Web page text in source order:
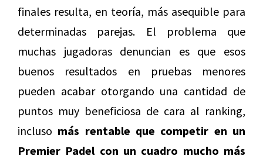
finales resulta, en teoría, más asequible para
determinadas parejas. El problema que
muchas jugadoras denuncian es que esos
buenos resultados en pruebas menores
pueden acabar otorgando una cantidad de
puntos muy beneficiosa de cara al ranking,
incluso más rentable que competir en un
Premier Padel con un cuadro mucho más